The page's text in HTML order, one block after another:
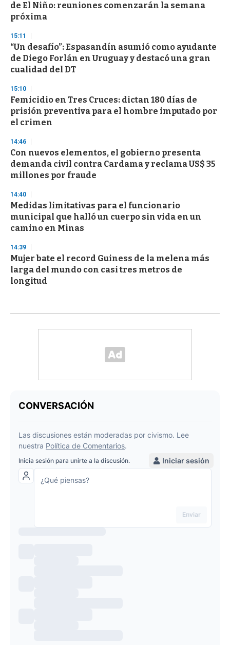
de El Niño: reuniones comenzarán la semana
próxima
15:11
“Un desafío”: Espasandín asumió como ayudante
de Diego Forlán en Uruguay y destacó una gran
cualidad del DT
15:10
Femicidio en Tres Cruces: dictan 180 días de
prisión preventiva para el hombre imputado por
el crimen
14:46
Con nuevos elementos, el gobierno presenta
demanda civil contra Cardama y reclama US$ 35
millones por fraude
14:40
Medidas limitativas para el funcionario
municipal que halló un cuerpo sin vida en un
camino en Minas
14:39
Mujer bate el record Guiness de la melena más
larga del mundo con casi tres metros de
longitud